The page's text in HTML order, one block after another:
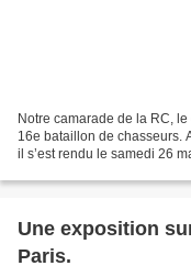
Notre camarade de la RC,
16e bataillon de chasseurs.
il s’est rendu le samedi 26
Une exposition
Paris.